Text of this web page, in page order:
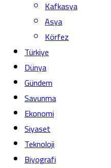
Kafkasya
Asya
Körfez
Türkiye
Dünya
Gündem
Savunma
Ekonomi
Siyaset
Teknoloji
Biyografi